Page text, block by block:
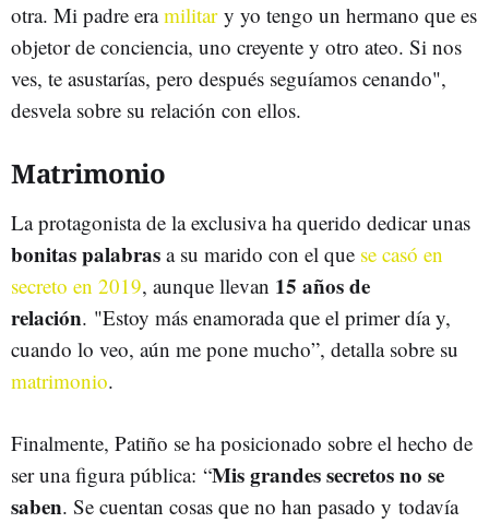
otra. Mi padre eramilitary yo tengo un hermano que es
objetor de conciencia, uno creyente y otro ateo. Si nos
ves, te asustarías, pero después seguíamos cenando",
desvela sobre su relación con ellos.
Matrimonio
La protagonista de la exclusiva ha querido dedicar unas
bonitas palabras a su marido con el que se casó en
secreto en 2019, aunque llevan 15 años de
relación. "Estoy más enamorada que el primer día y,
cuando lo veo, aún me pone mucho”, detalla sobre su
matrimonio.
Finalmente, Patiño se ha posicionado sobre el hecho de
ser una figura pública: “Mis grandes secretos no se
saben. Se cuentan cosas que no han pasado y todavía